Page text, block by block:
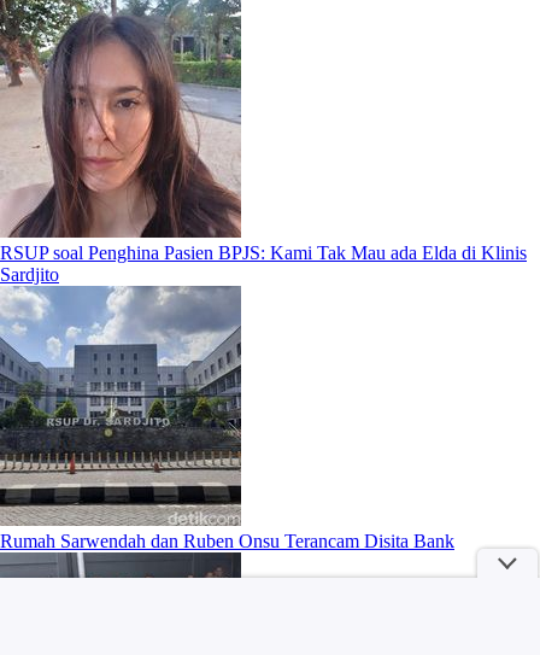
RSUP soal Penghina Pasien BPJS: Kami Tak Mau ada Elda di Klinis
Sardjito
Rumah Sarwendah dan Ruben Onsu Terancam Disita Bank